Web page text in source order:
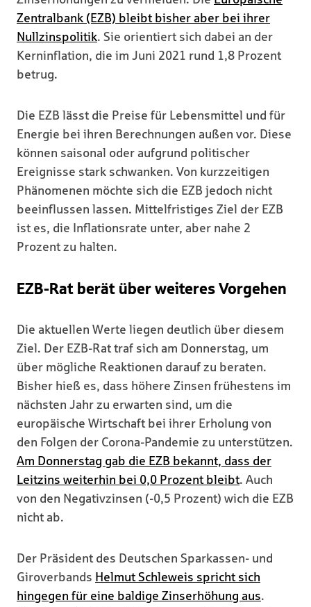
Zentralbank (EZB) bleibt bisher aber bei ihrer
Nullzinspolitik. Sie orientiert sich dabei an der
Kerninflation, die im Juni 2021 rund 1,8 Prozent
betrug.
Die EZB lässt die Preise für Lebensmittel und für
Energie bei ihren Berechnungen außen vor. Diese
können saisonal oder aufgrund politischer
Ereignisse stark schwanken. Von kurzzeitigen
Phänomenen möchte sich die EZB jedoch nicht
beeinflussen lassen. Mittelfristiges Ziel der EZB
ist es, die Inflationsrate unter, aber nahe 2
Prozent zu halten.
EZB-Rat berät über weiteres Vorgehen
Die aktuellen Werte liegen deutlich über diesem
Ziel. Der EZB-Rat traf sich am Donnerstag, um
über mögliche Reaktionen darauf zu beraten.
Bisher hieß es, dass höhere Zinsen frühestens im
nächsten Jahr zu erwarten sind, um die
europäische Wirtschaft bei ihrer Erholung von
den Folgen der Corona-Pandemie zu unterstützen.
Am Donnerstag gab die EZB bekannt, dass der
Leitzins weiterhin bei 0,0 Prozent bleibt. Auch
von den Negativzinsen (-0,5 Prozent) wich die EZB
nicht ab.
Der Präsident des Deutschen Sparkassen- und
Giroverbands Helmut Schleweis spricht sich
hingegen für eine baldige Zinserhöhung aus.